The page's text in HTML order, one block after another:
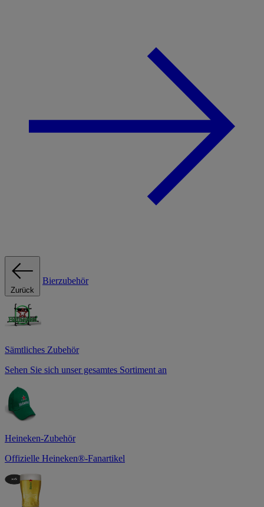
Zurück
Bierzubehör
Sämtliches Zubehör
Sehen Sie sich unser gesamtes Sortiment an
Heineken-Zubehör
Offizielle Heineken®-Fanartikel